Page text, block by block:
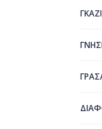
ΓΚΑΖΙ